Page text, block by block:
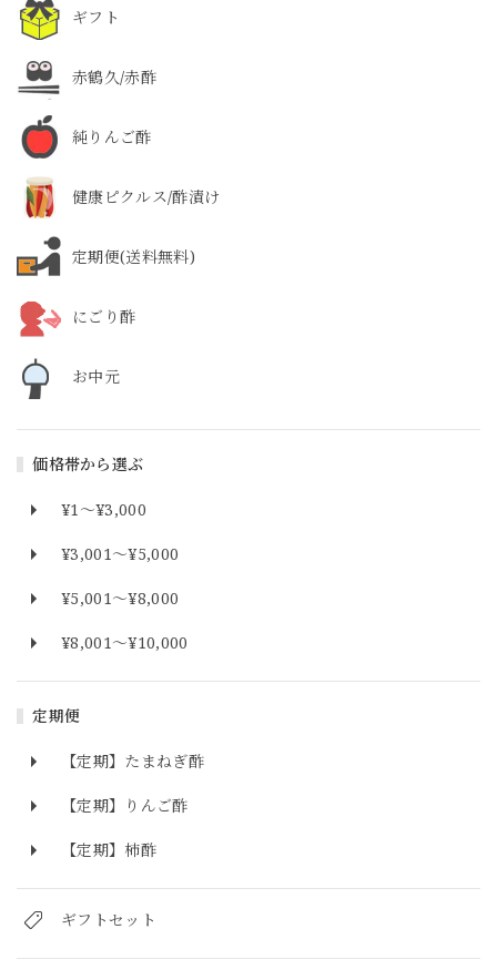
ギフト
赤鶴久/赤酢
純りんご酢
健康ピクルス/酢漬け
定期便(送料無料)
にごり酢
お中元
価格帯から選ぶ
¥1〜¥3,000
¥3,001〜¥5,000
¥5,001〜¥8,000
¥8,001〜¥10,000
定期便
【定期】たまねぎ酢
【定期】りんご酢
【定期】柿酢
ギフトセット